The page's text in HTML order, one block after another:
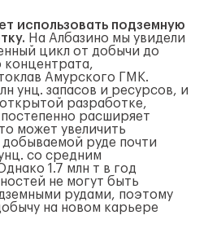
использовать подземную
На Албазино мы увидели
цикл от добычи до
концентрата,
Амурского ГМК.
унц. запасов и ресурсов, и
разработке,
расширяет
может увеличить
руде почти
со средним
1.7 млн т в год
не могут быть
рудами, поэтому
на новом карьере